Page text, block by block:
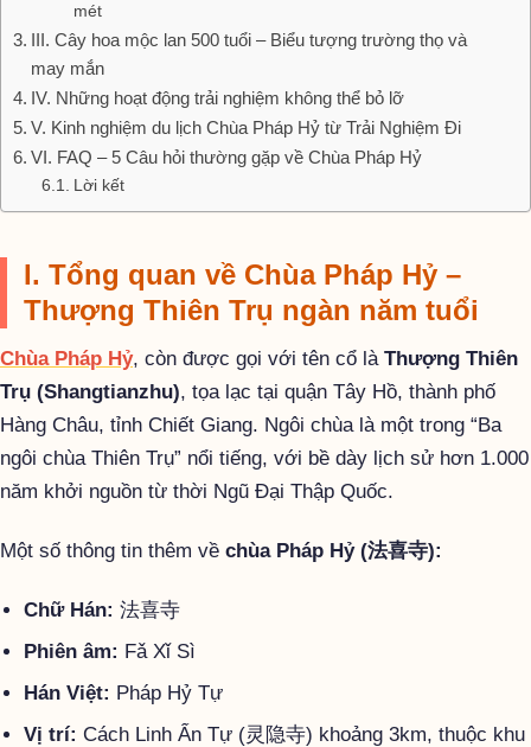
mét
III. Cây hoa mộc lan 500 tuổi – Biểu tượng trường thọ và
may mắn
IV. Những hoạt động trải nghiệm không thể bỏ lỡ
V. Kinh nghiệm du lịch Chùa Pháp Hỷ từ Trải Nghiệm Đi
VI. FAQ – 5 Câu hỏi thường gặp về Chùa Pháp Hỷ
Lời kết
I. Tổng quan về Chùa Pháp Hỷ –
Thượng Thiên Trụ ngàn năm tuổi
Chùa Pháp Hỷ, còn được gọi với tên cổ là Thượng Thiên
Trụ (Shangtianzhu), tọa lạc tại quận Tây Hồ, thành phố
Hàng Châu, tỉnh Chiết Giang. Ngôi chùa là một trong “Ba
ngôi chùa Thiên Trụ” nổi tiếng, với bề dày lịch sử hơn 1.000
năm khởi nguồn từ thời Ngũ Đại Thập Quốc.
Một số thông tin thêm về chùa Pháp Hỷ (法喜寺):
Chữ Hán: 法喜寺
Phiên âm: Fǎ Xǐ Sì
Hán Việt: Pháp Hỷ Tự
Vị trí: Cách Linh Ẩn Tự (灵隐寺) khoảng 3km, thuộc khu